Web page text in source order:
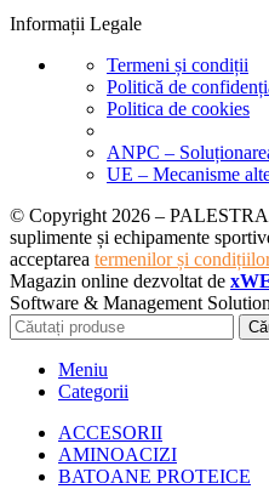
Informații Legale
Termeni și condiții
Politică de
Politica de cookies
ANPC –
UE – Mecanisme
© Copyright 2026 –
suplimente și echipamente
acceptarea termenilor și
Magazin online dezvoltat de
Software & Management
Meniu
Categorii
ACCESORII
AMINOACIZI
BATOANE PROTEICE